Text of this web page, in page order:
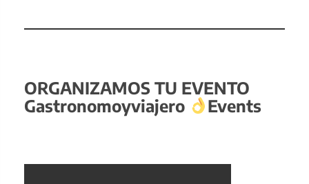
ORGANIZAMOS TU EVENTO
Gastronomoyviajero
Events